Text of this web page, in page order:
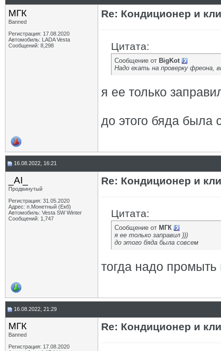
МГК
Banned
Регистрация: 17.08.2020
Автомобиль: LADA Vesta
Сообщений: 8,298
Re: Кондиционер и
Цитата:
Сообщение от BigKot
Надо ехать на проверку фреона,
я ее только
до этого бяда была
16.08.2022, 16:21
_AI_
Продвинутый
Регистрация: 31.05.2020
Адрес: п.Монетный (Екб)
Автомобиль: Vesta SW Winter
Сообщений: 1,747
Re: Кондиционер и
Цитата:
Сообщение от МГК
я ее только заправил )))
до этого бяда была совсем
тогда надо
16.08.2022, 21:29
МГК
Banned
Регистрация: 17.08.2020
Re: Кондиционер и